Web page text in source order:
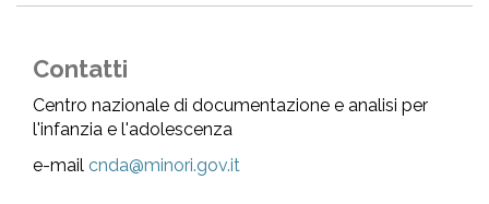
Contatti
Centro nazionale di documentazione e analisi per
l'infanzia e l'adolescenza
e-mail cnda@minori.gov.it